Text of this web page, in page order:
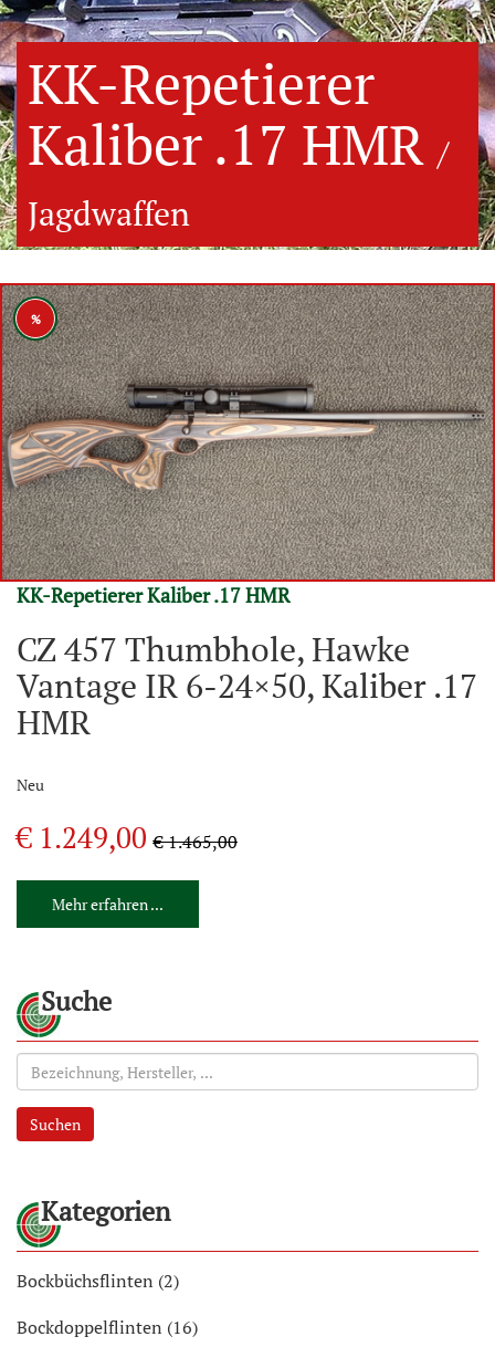
KK-Repetierer
Kaliber .17 HMR /
Jagdwaffen
%
KK-Repetierer Kaliber .17 HMR
CZ 457 Thumbhole, Hawke
Vantage IR 6-24×50, Kaliber .17
HMR
Neu
€ 1.249,00€ 1.465,00
Mehr erfahren ...
Suche
Suchen
Kategorien
Bockbüchsflinten (2)
Bockdoppelflinten (16)